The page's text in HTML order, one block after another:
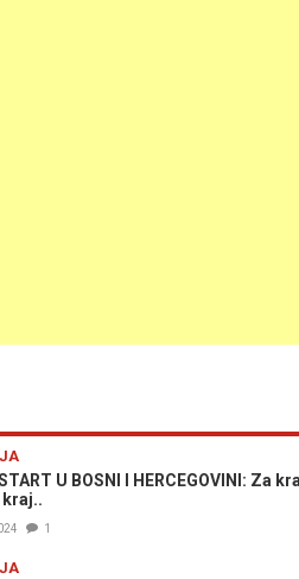
U BOSNI I HERCEGOVINI:
1